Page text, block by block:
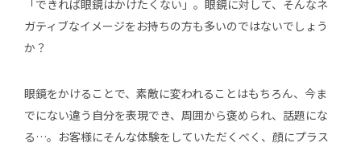
「できれば眼鏡はかけたくない」。眼鏡に対して、そんなネ
ガティブなイメージをお持ちの方も多いのではないでしょう
か？
眼鏡をかけることで、素敵に変われることはもちろん、今ま
でにない違う自分を表現でき、周囲から褒められ、話題にな
る…。お客様にそんな体験をしていただくべく、顔にプラス